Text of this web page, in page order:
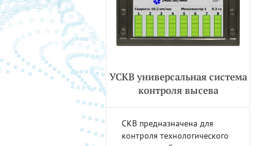
УСКВ универсальная система
контроля высева
СКВ предназначена для
контроля технологического